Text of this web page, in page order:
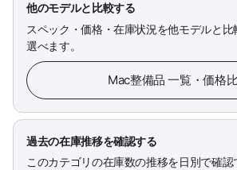
他のモデルと比較する
スペック・価格・在庫状況を他モデルと比
選べます。
Mac整備品 一覧・価格
過去の在庫推移を確認する
このカテゴリの在庫数の推移を日別で確認